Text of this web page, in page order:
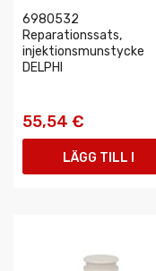
6980532
Reparationssats,
injektionsmunstycke
DELPHI
55,54 €
LÄGG TILL I